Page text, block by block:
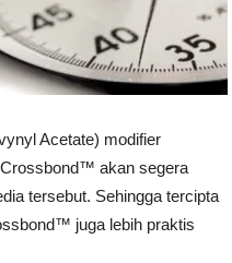
Acetate) modifier
akan segera
tersebut. Sehingga tercipta
juga lebih praktis